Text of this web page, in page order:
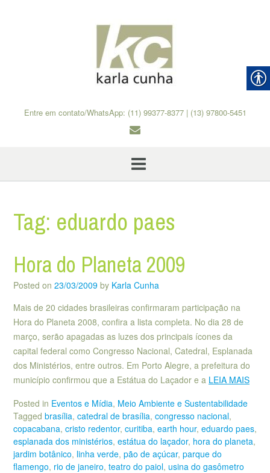
Entre em contato/WhatsApp: (11) 99377-8377 | (13) 97800-5451
Tag: eduardo paes
Hora do Planeta 2009
Posted on 23/03/2009 by Karla Cunha
Mais de 20 cidades brasileiras confirmaram participação na
Hora do Planeta 2008, confira a lista completa. No dia 28 de
março, serão apagadas as luzes dos principais ícones da
capital federal como Congresso Nacional, Catedral, Esplanada
dos Ministérios, entre outros. Em Porto Alegre, a prefeitura do
município confirmou que a Estátua do Laçador e a LEIA MAIS
Posted in Eventos e Mídia, Meio Ambiente e Sustentabilidade
Tagged brasília, catedral de brasília, congresso nacional,
copacabana, cristo redentor, curitiba, earth hour, eduardo paes,
esplanada dos ministérios, estátua do laçador, hora do planeta,
jardim botânico, linha verde, pão de açúcar, parque do
flamengo, rio de janeiro, teatro do paiol, usina do gasômetro